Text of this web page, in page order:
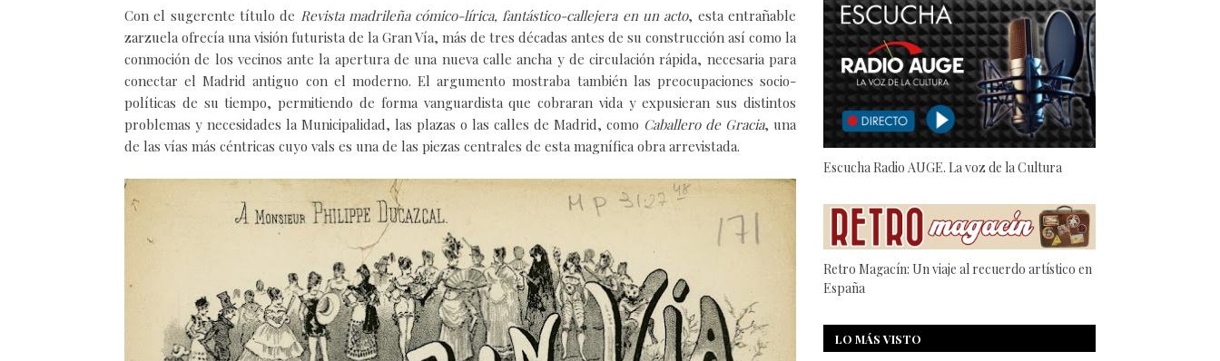
Con el sugerente título de Revista madrileña cómico-lírica, fantástico-callejera en un acto, esta entrañable
zarzuela ofrecía una visión futurista de la Gran Vía, más de tres décadas antes de su construcción así como la
conmoción de los vecinos ante la apertura de una nueva calle ancha y de circulación rápida, necesaria para
conectar el Madrid antiguo con el moderno.El argumento mostraba también las preocupaciones socio-
políticas de su tiempo, permitiendo de forma vanguardista que cobraran vida y expusieran sus distintos
problemas y necesidades la Municipalidad, las plazas o las calles de Madrid, como Caballero de Gracia, una
de las vías más céntricas cuyo vals es una de las piezas centrales de esta magnífica obra arrevistada.
Escucha Radio AUGE. La voz de la Cultura
Retro Magacín: Un viaje al recuerdo artístico en
España
LO MÁS VISTO